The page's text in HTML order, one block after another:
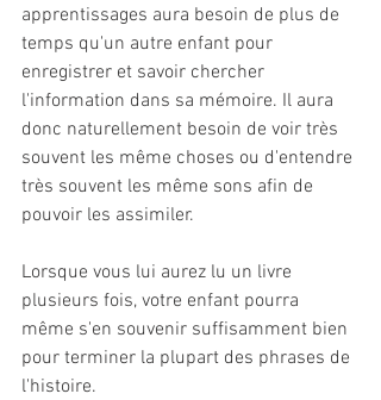
apprentissages aura besoin de plus de
temps qu'un autre enfant pour
enregistrer et savoir chercher
l'information dans sa mémoire. Il aura
donc naturellement besoin de voir très
souvent les même choses ou d'entendre
très souvent les même sons afin de
pouvoir les assimiler.
Lorsque vous lui aurez lu un livre
plusieurs fois, votre enfant pourra
même s'en souvenir suffisamment bien
pour terminer la plupart des phrases de
l'histoire.